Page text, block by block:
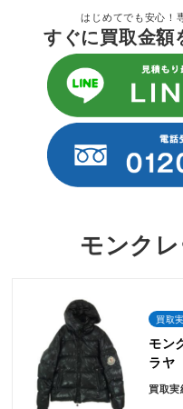
はじめてでも安心！
すぐに買取金額
モンク
買取
モン
ラヤ
買取実